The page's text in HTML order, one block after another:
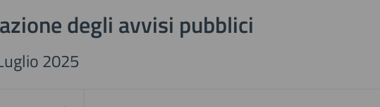
degli avvisi pubblici
2025